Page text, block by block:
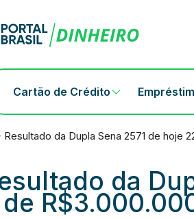
Cartão de Crédito
Resultado da Dupla Sena 2571 de hoje
da